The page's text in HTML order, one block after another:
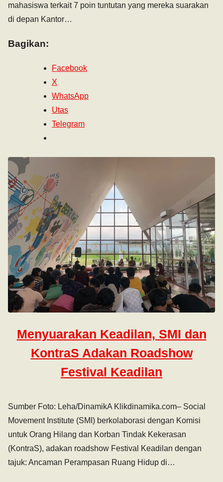
mahasiswa terkait 7 poin tuntutan yang mereka suarakan
di depan Kantor…
Bagikan:
Facebook
X
WhatsApp
Utas
Telegram
Menyuarakan Keadilan, SMI dan
KontraS Adakan Roadshow
Festival Keadilan
Sumber Foto: Leha/DinamikA Klikdinamika.com– Social
Movement Institute (SMI) berkolaborasi dengan Komisi
untuk Orang Hilang dan Korban Tindak Kekerasan
(KontraS), adakan roadshow Festival Keadilan dengan
tajuk: Ancaman Perampasan Ruang Hidup di…